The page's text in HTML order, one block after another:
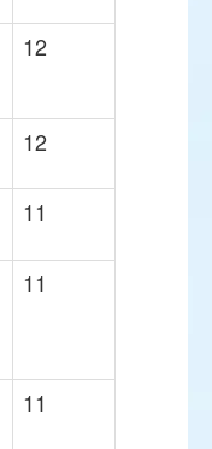
12
12
11
11
11